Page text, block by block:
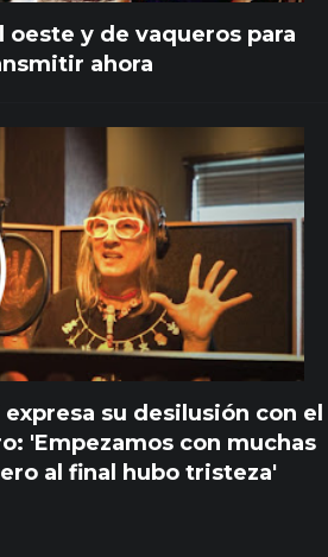
oeste y de vaqueros para
ahora
su desilusión con el
'Empezamos con muchas
al final hubo tristeza'